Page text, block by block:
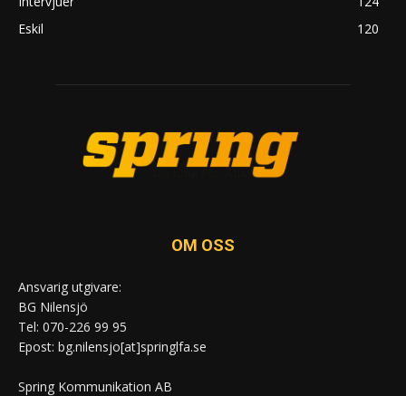
Eskil
120
OM OSS
Ansvarig utgivare:
BG Nilensjö
Tel: 070-226 99 95
Epost: bg.nilensjo[at]springlfa.se
Spring Kommunikation AB